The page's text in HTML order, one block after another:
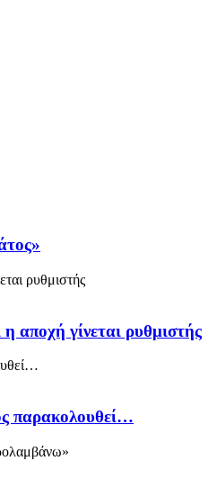
αποχή γίνεται ρυθμιστής
παρακολουθεί…